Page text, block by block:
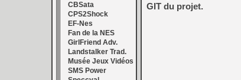
CBSata
CPS2Shock
EF-Nes
Fan de la NES
GirlFriend Adv.
Landstalker Trad.
Musée Jeux Vidéos
SMS Power
GIT du projet.